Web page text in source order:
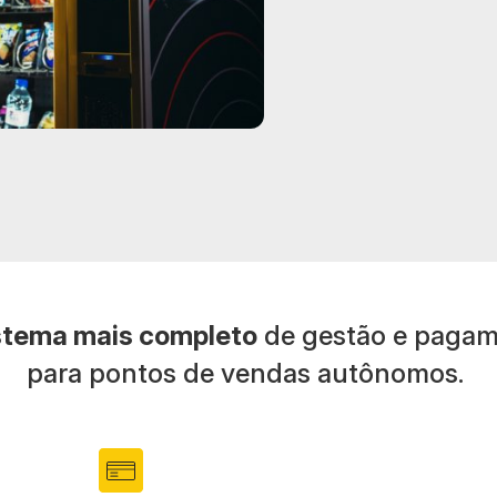
mais completo de gestão e
para pontos de vendas autônomos.